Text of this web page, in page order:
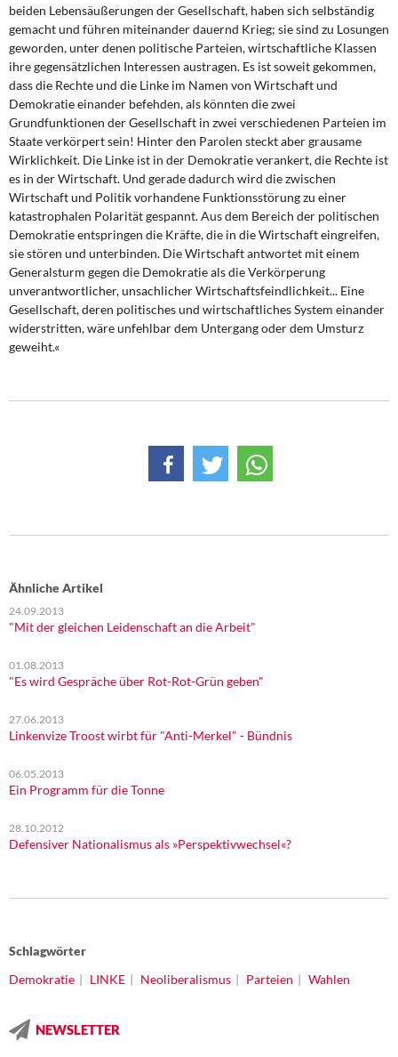
beiden Lebensäußerungen der Gesellschaft, haben sich selbständig
gemacht und führen miteinander dauernd Krieg; sie sind zu Losungen
geworden, unter denen politische Parteien, wirtschaftliche Klassen
ihre gegensätzlichen Interessen austragen. Es ist soweit gekommen,
dass die Rechte und die Linke im Namen von Wirtschaft und
Demokratie einander befehden, als könnten die zwei
Grundfunktionen der Gesellschaft in zwei verschiedenen Parteien im
Staate verkörpert sein! Hinter den Parolen steckt aber grausame
Wirklichkeit. Die Linke ist in der Demokratie verankert, die Rechte ist
es in der Wirtschaft. Und gerade dadurch wird die zwischen
Wirtschaft und Politik vorhandene Funktionsstörung zu einer
katastrophalen Polarität gespannt. Aus dem Bereich der politischen
Demokratie entspringen die Kräfte, die in die Wirtschaft eingreifen,
sie stören und unterbinden. Die Wirtschaft antwortet mit einem
Generalsturm gegen die Demokratie als die Verkörperung
unverantwortlicher, unsachlicher Wirtschaftsfeindlichkeit... Eine
Gesellschaft, deren politisches und wirtschaftliches System einander
widerstritten, wäre unfehlbar dem Untergang oder dem Umsturz
geweiht.«
Ähnliche Artikel
24.09.2013
"Mit der gleichen Leidenschaft an die Arbeit"
01.08.2013
"Es wird Gespräche über Rot-Rot-Grün geben"
27.06.2013
Linkenvize Troost wirbt für "Anti-Merkel" - Bündnis
06.05.2013
Ein Programm für die Tonne
28.10.2012
Defensiver Nationalismus als »Perspektivwechsel«?
Schlagwörter
Demokratie
LINKE Neoliberalismus Parteien Wahlen
NEWSLETTER